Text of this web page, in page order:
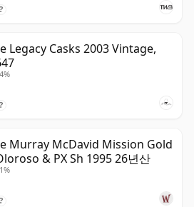
Legacy Casks 2003 Vintage,
Murray McDavid Mission Gold
& PX Sh 1995 26년산